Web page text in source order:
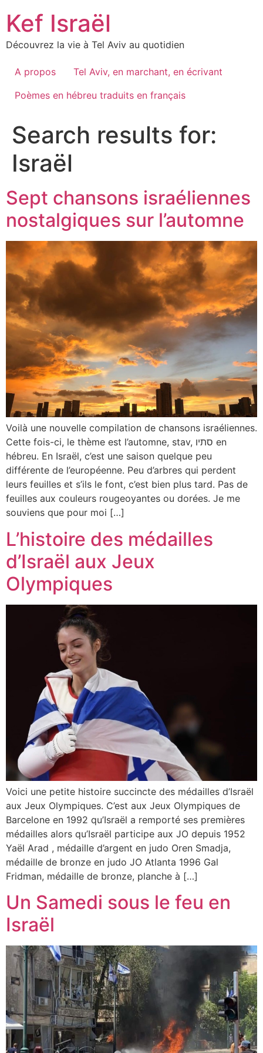
content
Kef Israël
Découvrez la vie à Tel Aviv au quotidien
A propos
Tel Aviv, en marchant, en écrivant
Poèmes en hébreu traduits en français
Search results for:
Israël
Sept chansons israéliennes
nostalgiques sur l’automne
Voilà une nouvelle compilation de chansons israéliennes.
Cette fois-ci, le thème est l’automne, stav, סתיו en
hébreu. En Israël, c’est une saison quelque peu
différente de l’européenne. Peu d’arbres qui perdent
leurs feuilles et s’ils le font, c’est bien plus tard. Pas de
feuilles aux couleurs rougeoyantes ou dorées. Je me
souviens que pour moi […]
L’histoire des médailles
d’Israël aux Jeux
Olympiques
Voici une petite histoire succincte des médailles d’Israël
aux Jeux Olympiques. C’est aux Jeux Olympiques de
Barcelone en 1992 qu’Israël a remporté ses premières
médailles alors qu’Israël participe aux JO depuis 1952
Yaël Arad , médaille d’argent en judo Oren Smadja,
médaille de bronze en judo JO Atlanta 1996 Gal
Fridman, médaille de bronze, planche à […]
Un Samedi sous le feu en
Israël